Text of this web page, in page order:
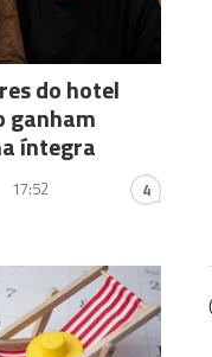
do hotel
ganham
íntegra
17:52 4